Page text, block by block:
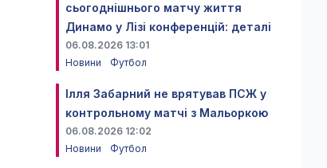
сьогоднішнього матчу життя
Динамо у Лізі конференцій: деталі
06.08.2026 13:01
Новини
Футбол
Ілля Забарний не врятував ПСЖ у
контрольному матчі з Мальоркою
06.08.2026 12:02
Новини
Футбол